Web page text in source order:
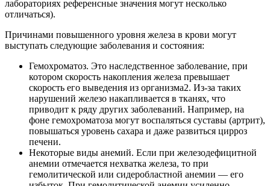
лабораториях референсные значения могут несколько
отличаться).
Причинами повышенного уровня железа в крови могут
выступать следующие заболевания и состояния:
Гемохроматоз. Это наследственное заболевание, при
котором скорость накопления железа превышает
скорость его выведения из организма2. Из-за таких
нарушений железо накапливается в тканях, что
приводит к ряду других заболеваний. Например, на
фоне гемохроматоза могут воспаляться суставы (артрит),
повышаться уровень сахара и даже развиться цирроз
печени.
Некоторые виды анемий. Если при железодефицитной
анемии отмечается нехватка железа, то при
гемолитической или сидеробластной анемии — его